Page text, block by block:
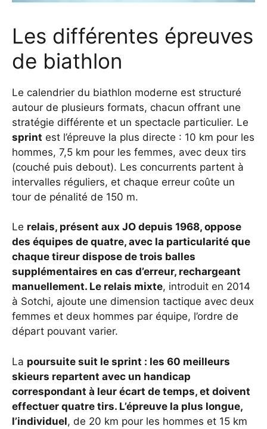
Les différentes épreuves
de biathlon
Le calendrier du biathlon moderne est structuré
autour de plusieurs formats, chacun offrant une
stratégie différente et un spectacle particulier. Le
sprint est l’épreuve la plus directe : 10 km pour les
hommes, 7,5 km pour les femmes, avec deux tirs
(couché puis debout). Les concurrents partent à
intervalles réguliers, et chaque erreur coûte un
tour de pénalité de 150 m.
Le relais, présent aux JO depuis 1968, oppose
des équipes de quatre, avec la particularité que
chaque tireur dispose de trois balles
supplémentaires en cas d’erreur, rechargeant
manuellement. Le relais mixte, introduit en 2014
à Sotchi, ajoute une dimension tactique avec deux
femmes et deux hommes par équipe, l’ordre de
départ pouvant varier.
La poursuite suit le sprint : les 60 meilleurs
skieurs repartent avec un handicap
correspondant à leur écart de temps, et doivent
effectuer quatre tirs. L’épreuve la plus longue,
l’individuel, de 20 km pour les hommes et 15 km